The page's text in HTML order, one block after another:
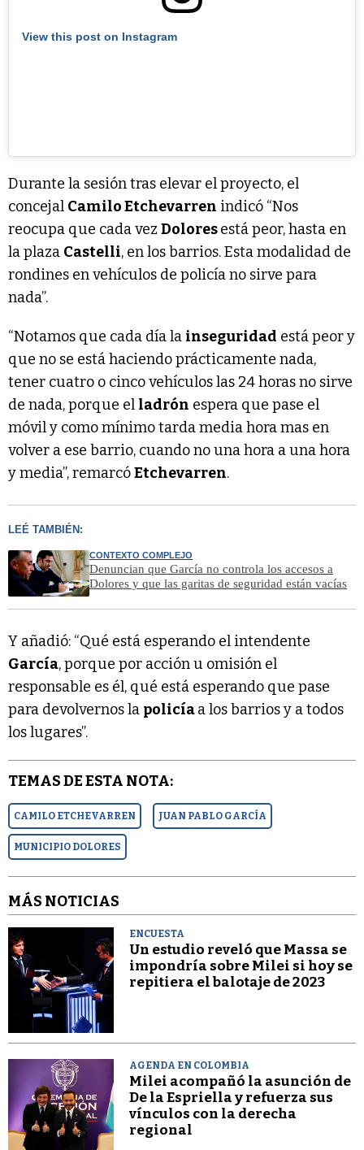
View this post on Instagram
Durante la sesión tras elevar el proyecto, el
concejal Camilo Etchevarren indicó “Nos
reocupa que cada vez Doloresestá peor, hasta en
la plaza Castelli, en los barrios. Esta modalidad de
rondines en vehículos de policía no sirve para
nada”.
“Notamos que cada día la inseguridad está peor y
que no se está haciendo prácticamente nada,
tener cuatro o cinco vehículos las 24 horas no sirve
de nada, porque el ladrón espera que pase el
móvil y como mínimo tarda media hora mas en
volver a ese barrio, cuando no una hora a una hora
y media”, remarcóEtchevarren.
LEÉ TAMBIÉN:
CONTEXTO COMPLEJO
Denuncian que García no controla los accesos a
Dolores y que las garitas de seguridad están vacías
Y añadió: “Qué está esperando el intendente
García, porque por acción u omisión el
responsable es él, qué está esperando que pase
para devolvernos la policíaa los barrios y a todos
los lugares”.
TEMAS DE ESTA NOTA:
CAMILO ETCHEVARREN JUAN PABLO GARCÍA
MUNICIPIO DOLORES
MÁS NOTICIAS
ENCUESTA
Un estudio reveló que Massa se
impondría sobre Milei si hoy se
repitiera el balotaje de 2023
AGENDA EN COLOMBIA
Milei acompañó la asunción de
De la Espriella y refuerza sus
vínculos con la derecha
regional